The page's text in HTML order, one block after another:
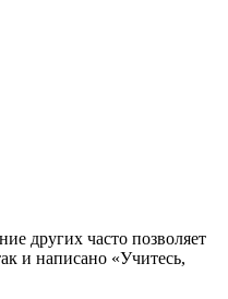
других часто позволяет
и написано «Учитесь,